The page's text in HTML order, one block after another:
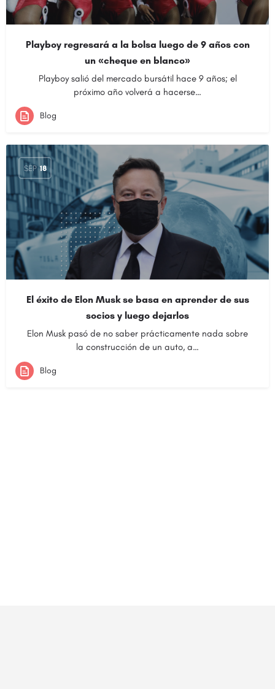
Playboy regresará a la bolsa luego de 9 años con
un «cheque en blanco»
Playboy salió del mercado bursátil hace 9 años; el
próximo año volverá a hacerse…
Blog
SEP 18
El éxito de Elon Musk se basa en aprender de sus
socios y luego dejarlos
Elon Musk pasó de no saber prácticamente nada sobre
la construcción de un auto, a…
Blog